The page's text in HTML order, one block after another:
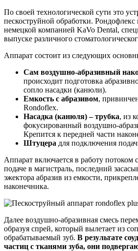
По своей технологической сути это
пескоструйной обработки. Рондофлекс
немецкой компанией KaVo Dental,
выпуске различного
Аппарат состоит из следующих
Сам воздушно-абразивный
происходит подготовка
сопло насадки (канюли).
Емкость с абразивом,
Rondoflex.
Насадка (канюля) – трубка, из
фокусированный воздушно-
Крепится к передней части
Штуцера для подключения
Аппарат включается в работу потоком
подаче в магистраль, последний
эжектора абразив из емкости,
наконечника.
Далее воздушно-абразивная смесь
образуя спрей, который вылетает из
обрабатываемый зуб. В результате
частиц с тканями зуба, они